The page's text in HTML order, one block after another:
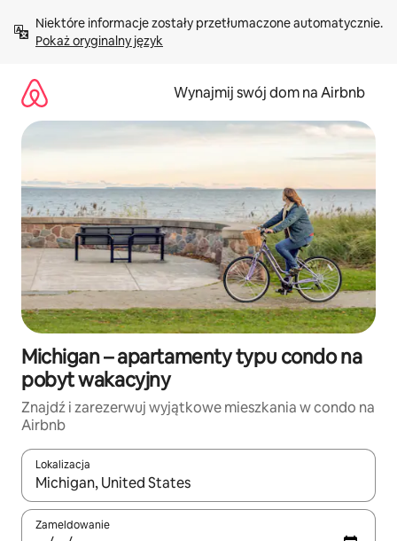
treści Pokaż oryginalny język
Wynajmij swój dom na Airbnb
Michigan – apartamenty typu condo na
pobyt wakacyjny
Znajdź i zarezerwuj wyjątkowe mieszkania w condo na
Airbnb
Lokalizacja
Gdy wyniki będą dostępne, możesz poruszać się po nich za
Zameldowanie